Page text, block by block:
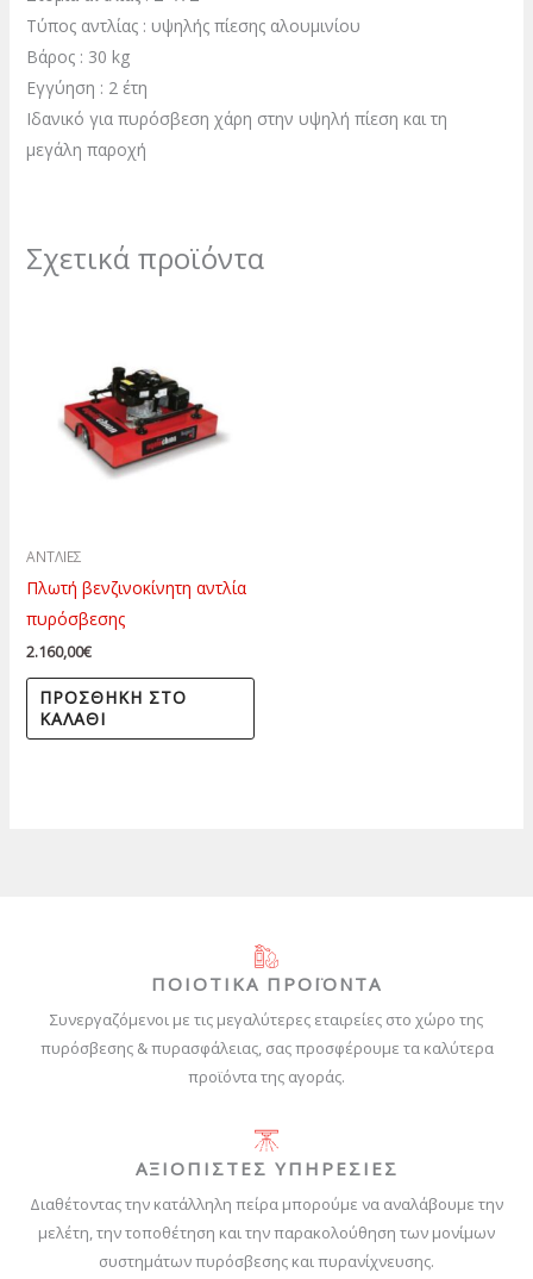
Τύπος αντλίας : υψηλής πίεσης αλουμινίου
Βάρος : 30 kg
Εγγύηση : 2 έτη
Ιδανικό για πυρόσβεση χάρη στην υψηλή πίεση και τη
μεγάλη παροχή
Σχετικά προϊόντα
ΑΝΤΛΙΕΣ
Πλωτή βενζινοκίνητη αντλία
πυρόσβεσης
2.160,00€
ΠΡΟΣΘΉΚΗ ΣΤΟ
ΚΑΛΆΘΙ
ΠΟΙΟΤΙΚΑ ΠΡΟΪΟΝΤΑ
Συνεργαζόμενοι με τις μεγαλύτερες εταιρείες στο χώρο της
πυρόσβεσης & πυρασφάλειας, σας προσφέρουμε τα καλύτερα
προϊόντα της αγοράς.
ΑΞΙΟΠΙΣΤΕΣ ΥΠΗΡΕΣΙΕΣ
Διαθέτοντας την κατάλληλη πείρα μπορούμε να αναλάβουμε την
μελέτη, την τοποθέτηση και την παρακολούθηση των μονίμων
συστημάτων πυρόσβεσης και πυρανίχνευσης.